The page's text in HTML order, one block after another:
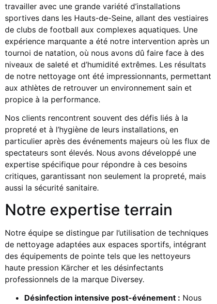
travailler avec une grande variété d’installations
sportives dans les Hauts-de-Seine, allant des vestiaires
de clubs de football aux complexes aquatiques. Une
expérience marquante a été notre intervention après un
tournoi de natation, où nous avons dû faire face à des
niveaux de saleté et d’humidité extrêmes. Les résultats
de notre nettoyage ont été impressionnants, permettant
aux athlètes de retrouver un environnement sain et
propice à la performance.
Nos clients rencontrent souvent des défis liés à la
propreté et à l’hygiène de leurs installations, en
particulier après des événements majeurs où les flux de
spectateurs sont élevés. Nous avons développé une
expertise spécifique pour répondre à ces besoins
critiques, garantissant non seulement la propreté, mais
aussi la sécurité sanitaire.
Notre expertise terrain
Notre équipe se distingue par l’utilisation de techniques
de nettoyage adaptées aux espaces sportifs, intégrant
des équipements de pointe tels que les nettoyeurs
haute pression Kärcher et les désinfectants
professionnels de la marque Diversey.
Désinfection intensive post-événement : Nous